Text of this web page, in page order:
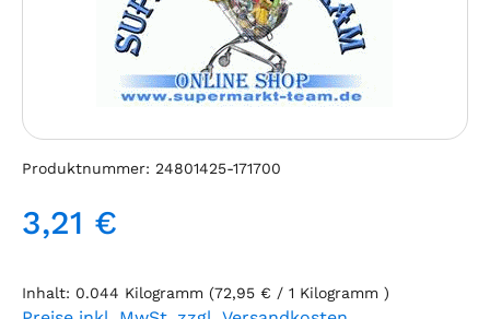
Produktnummer: 24801425-171700
Regulärer Preis:
3,21 €
Inhalt: 0.044 Kilogramm (72,95 € / 1 Kilogramm )